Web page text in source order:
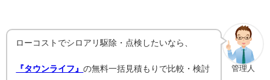
管理人
ローコストでシロアリ駆除・点検したいなら、
『タウンライフ』の無料一括見積もりで比較・検討